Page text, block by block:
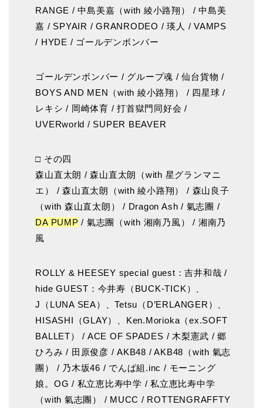
RANGE / 中島美嘉（with 綾小路翔） / 中島美
嘉 / SPYAIR / GRANRODEO / 瑛人 / VAMPS
/ HYDE / ゴールデンボンバー
ゴールデンボンバー / グループ魂 / 仙台貨物 /
BOYS AND MEN（with 綾小路翔） / 四星球 /
レキシ / 岡崎体育 / 打首獄門同好会 /
UVERworld / SUPER BEAVER
□ その四
森山直太朗 / 森山直太朗（with 星グランマニ
エ） / 森山直太朗（with 綾小路翔） / 森山良子
（with 森山直太朗） / Dragon Ash / 氣志團 /
DA PUMP / 氣志團（with 湘南乃風） / 湘南乃
風
ROLLY & HEESEY special guest：吉井和哉 /
hide GUEST：今井寿（BUCK-TICK）、
J（LUNA SEA）、Tetsu（D’ERLANGER）、
HISASHI（GLAY）、Ken.Morioka（ex.SOFT
BALLET） / ACE OF SPADES / 木梨憲武 / 郷
ひろみ / 田原俊彦 / AKB48 / AKB48（with 氣志
團） / 乃木坂46 / でんぱ組.inc / モーニング
娘。OG / 私立恵比寿中学 / 私立恵比寿中学
（with 氣志團） / MUCC / ROTTENGRAFFTY